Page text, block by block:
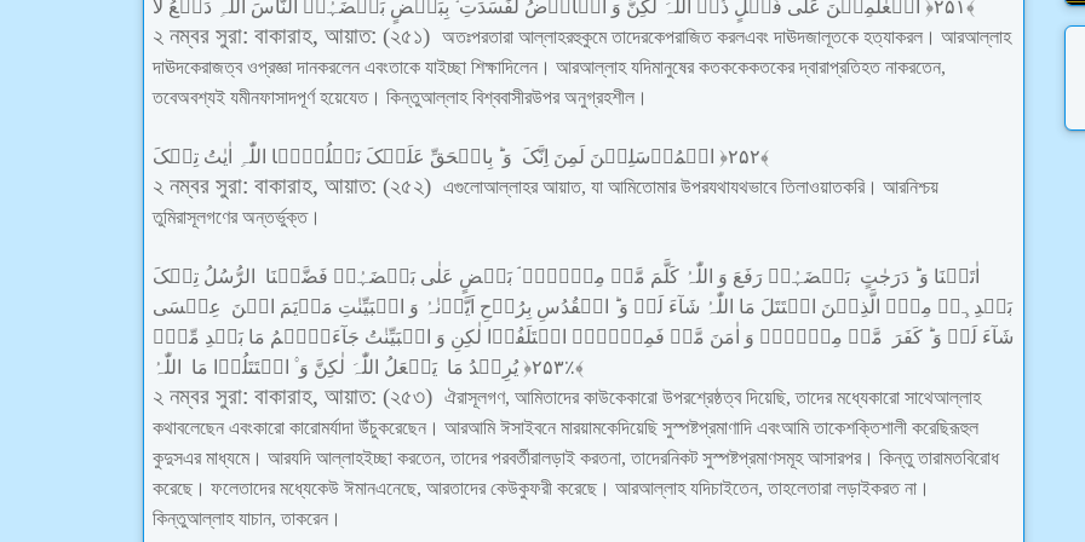
لَا دَفۡعُ اللّٰہِ النَّاسَ بَعۡضَہُمۡ بِبَعۡضٍ لَّفَسَدَتِ الۡاَرۡضُ وَ لٰکِنَّ اللّٰہَ ذُوۡ فَضۡلٍ عَلَی الۡعٰلَمِیۡنَ ﴿۲۵۱﴾
২ নম্বর সুরা: বাকারাহ, আয়াত: (২৫১) অতঃপরতারা আল্লাহরহুকুমে তাদেরকেপরাজিত করলএবং দাঊদজালূতকে হত্যাকরল । আরআল্লাহ
দাঊদকেরাজত্ব ওপ্রজ্ঞা দানকরলেন এবংতাকে যাইচ্ছা শিক্ষাদিলেন । আরআল্লাহ যদিমানুষের কতককেকতকের দ্বারাপ্রতিহত নাকরতেন,
তবেঅবশ্যই যমীনফাসাদপূর্ণ হয়েযেত। কিন্তুআল্লাহ বিশ্ববাসীরউপর অনুগ্রহশীল ।
تِلۡکَ اٰیٰتُ اللّٰہِ نَتۡلُوۡہَا عَلَیۡکَ بِالۡحَقِّ وَ اِنَّکَ لَمِنَ الۡمُرۡسَلِیۡنَ ﴿۲۵۲﴾
২ নম্বর সুরা: বাকারাহ, আয়াত: (২৫২) এগুলোআল্লাহর আয়াত, যা আমিতোমার উপরযথাযথভাবে তিলাওয়াতকরি। আরনিশ্চয়
তুমিরাসূলগণের অন্তর্ভুক্ত।
تِلۡکَ الرُّسُلُ فَضَّلۡنَا بَعۡضَہُمۡ عَلٰی بَعۡضٍ مِنۡہُمۡ مَّنۡ کَلَّمَ اللّٰہُ وَ رَفَعَ بَعۡضَہُمۡ دَرَجٰتٍ وَ اٰتَیۡنَا
عِیۡسَی
ابۡنَ مَرۡیَمَ الۡبَیِّنٰتِ وَ اَیَّدۡنٰہُ بِرُوۡحِ الۡقُدُسِ وَ لَوۡ شَآءَ اللّٰہُ مَا اقۡتَتَلَ الَّذِیۡنَ مِنۡۢ بَعۡدِہِمۡ
مِّنۡۢ بَعۡدِ مَا جَآءَتۡہُمُ الۡبَیِّنٰتُ وَ لٰکِنِ اخۡتَلَفُوۡا فَمِنۡہُمۡ مَّنۡ اٰمَنَ وَ مِنۡہُمۡ مَّنۡ کَفَرَ وَ لَوۡ شَآءَ
اللّٰہُ
مَا اقۡتَتَلُوۡا وَ لٰکِنَّ اللّٰہَ یَفۡعَلُ مَا یُرِیۡدُ ﴿۲۵۳﴾٪
২ নম্বর সুরা: বাকারাহ, আয়াত: (২৫৩) ঐরাসূলগণ, আমিতাদের কাউকেকারো উপরশ্রেষ্ঠত্ব দিয়েছি,তাদের মধ্যেকারো সাথেআল্লাহ
কথাবলেছেন এবংকারো কারোমর্যাদা উঁচুকরেছেন । আরআমি ঈসাইবনে মারয়ামকেদিয়েছি সুস্পষ্টপ্রমাণাদি এবংআমি তাকেশক্তিশালী করেছিরূহুল
কুদুসএর মাধ্যমে। আরযদি আল্লাহইচ্ছা করতেন,তাদের পরবর্তীরালড়াই করতনা,তাদেরনিকট সুস্পষ্টপ্রমাণসমূহ আসারপর। কিন্তু তারামতবিরোধ
করেছে । ফলেতাদের মধ্যেকেউ ঈমানএনেছে, আরতাদের কেউকুফরী করেছে । আরআল্লাহ যদিচাইতেন,তাহলেতারা লড়াইকরত না ।
কিন্তুআল্লাহ যাচান,তাকরেন ।